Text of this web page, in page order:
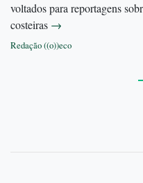
voltados para reportagens
costeiras →
Redação ((o))eco